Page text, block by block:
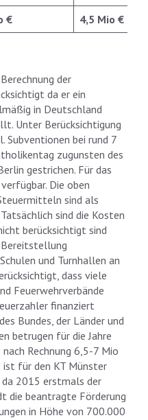
€ 4,5 Mio €
der
da er ein
in Deutschland
Unter Berücksichtigung
Subventionen bei rund 7
zugunsten des
gestrichen. Für das
Die oben
sind als
sind die Kosten
berücksichtigt sind
und Turnhallen an
dass viele
Feuerwehrverbände
finanziert
Bundes, der Länder und
betrugen für die Jahre
Rechnung 6,5-7 Mio
ist für den KT Münster
da 2015 erstmals der
beantragte Förderung
in Höhe von 700.000